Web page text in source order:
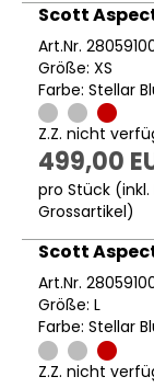
Scott
Art.Nr.
Größe: XS
Farbe: Stellar
Z.Z. nicht
499,00
pro Stück (inkl.
Grossartikel)
Scott
Art.Nr.
Größe: L
Farbe: Stellar
Z.Z. nicht